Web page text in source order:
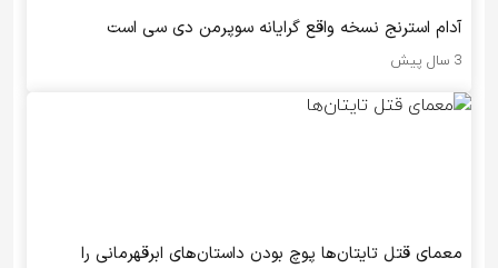
آدام استرنج نسخه واقع گرایانه سوپرمن دی سی است
3 سال پیش
معمای قتل تایتان‌ها پوچ بودن داستان‌های ابرقهرمانی را